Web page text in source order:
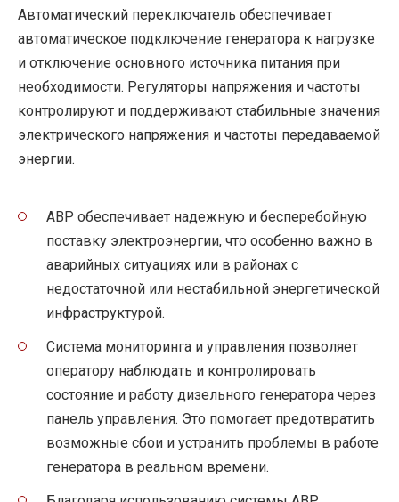
Автоматический переключатель обеспечивает
автоматическое подключение генератора к нагрузке
и отключение основного источника питания при
необходимости. Регуляторы напряжения и частоты
контролируют и поддерживают стабильные значения
электрического напряжения и частоты передаваемой
энергии.
АВР обеспечивает надежную и бесперебойную
поставку электроэнергии, что особенно важно в
аварийных ситуациях или в районах с
недостаточной или нестабильной энергетической
инфраструктурой.
Система мониторинга и управления позволяет
оператору наблюдать и контролировать
состояние и работу дизельного генератора через
панель управления. Это помогает предотвратить
возможные сбои и устранить проблемы в работе
генератора в реальном времени.